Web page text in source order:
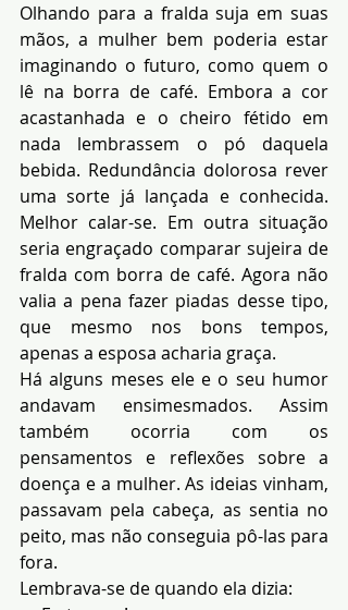
Olhando para a fralda suja em suas
mãos, a mulher bem poderia estar
imaginando o futuro, como quem o
lê na borra de café. Embora a cor
acastanhada e o cheiro fétido em
nada lembrassem o pó daquela
bebida. Redundância dolorosa rever
uma sorte já lançada e conhecida.
Melhor calar-se. Em outra situação
seria engraçado comparar sujeira de
fralda com borra de café. Agora não
valia a pena fazer piadas desse tipo,
que mesmo nos bons tempos,
apenas a esposa acharia graça.
Há alguns meses ele e o seu humor
andavam ensimesmados. Assim
também ocorria com os
pensamentos e reflexões sobre a
doença e a mulher. As ideias vinham,
passavam pela cabeça, as sentia no
peito, mas não conseguia pô-las para
fora.
Lembrava-se de quando ela dizia: